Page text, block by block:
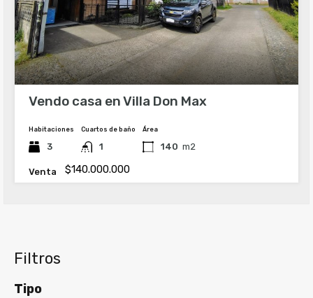
Vendo casa en Villa Don Max
Habitaciones
3
Cuartos de baño
1
Área
140 m2
Venta $140.000.000
Filtros
Tipo